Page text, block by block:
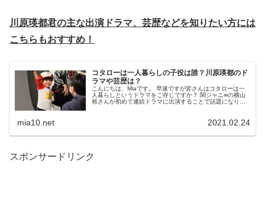
川原瑛都君の主な出演ドラマ、芸歴などを知りたい方には
こちらもおすすめ！
コタローは一人暮らしの子役は誰？川原瑛都のド
ラマや芸歴は？
こんにちは、Miaです。 早速ですが皆さんはコタローは一
人暮らしというドラマをご存じですか？ 関ジャニ∞の横山
裕さんが初めて連続ドラマに出演することで話題になりま
mia10.net 2021.02.24
スポンサードリンク